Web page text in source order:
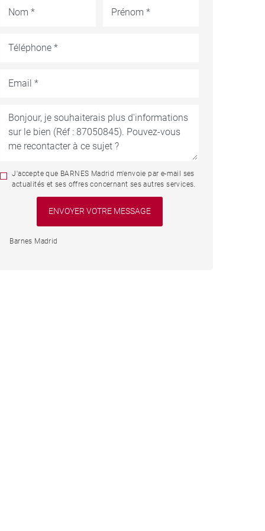
J'accepte que BARNES Madrid m'envoie par e-mail ses
actualités et ses offres concernant ses autres services.
Barnes Madrid